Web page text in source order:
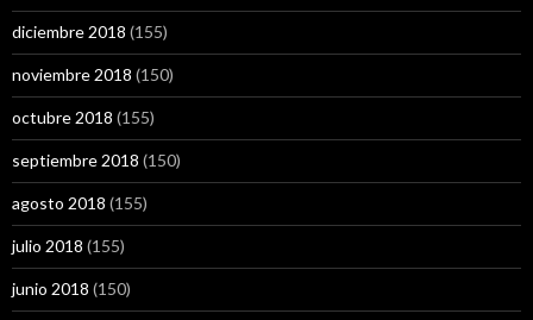
diciembre 2018 (155)
noviembre 2018 (150)
octubre 2018 (155)
septiembre 2018 (150)
agosto 2018 (155)
julio 2018 (155)
junio 2018 (150)